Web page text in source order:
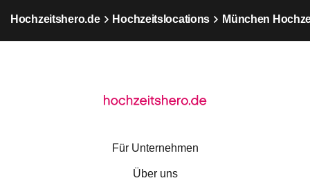
Hochzeitshero.de Hochzeitslocations München
Für Unternehmen
Über uns